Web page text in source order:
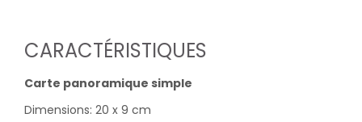
CARACTÉRISTIQUES
Carte panoramique simple
Dimensions: 20 x 9 cm